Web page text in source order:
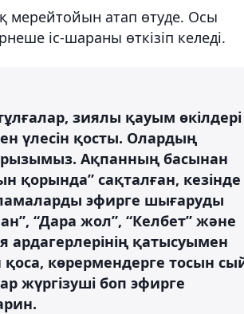
мерейтойын атап өтуде. Осы
іс-шараны өткізіп келеді.
зиялы қауым өкілдері
үлесін қосты. Олардың
Ақпанның басынан
қорында” сақталған, кезінде
эфирге шығаруды
“Дара жол”, “Келбет” және
қатысуымен
көрермендерге тосын
жүргізуші боп эфирге